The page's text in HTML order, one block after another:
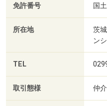
免許番号 国
所在地
茨
ン
TEL
取引態様 仲介